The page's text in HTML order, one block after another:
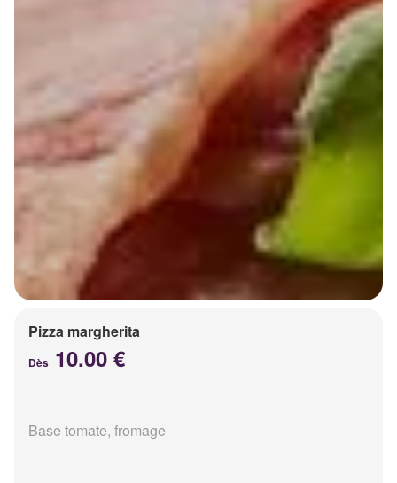
Pizza margherita
Dès 10.00 €
Base tomate, fromage